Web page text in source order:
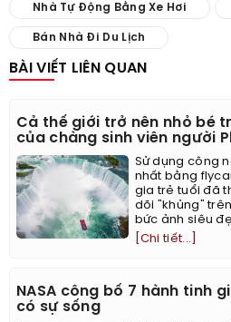
Nhà Tự Động Bằng Xe Hơi
Bán Nhà Đi Du Lịch
BÀI VIẾT LIÊN QUAN
Cả thế giới trở nên nhỏ bé
của chàng sinh viên người
Sử dụng công
nhất bằng
gia trẻ tuổi đã
dõi "khủng"
bức ảnh siêu
[Chi tiết...]
NASA công bố 7 hành tinh
có sự sống